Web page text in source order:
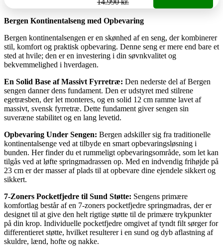
14.990 kr.
Bergen Kontinentalseng med Opbevaring
Bergen kontinentalsengen er en skønhed af en seng, der kombinerer
stil, komfort og praktisk opbevaring. Denne seng er mere end bare et
sted at hvile; den er en investering i din søvnkvalitet og
bekvemmelighed i hverdagen.
En Solid Base af Massivt Fyrretræ: Den nederste del af Bergen
sengen danner dens fundament. Den er udstyret med stilrene
egetræsben, der let monteres, og en solid 12 cm ramme lavet af
massivt, svensk fyrretræ. Dette fundament giver sengen sin
suveræne stabilitet og en lang levetid.
Opbevaring Under Sengen: Bergen adskiller sig fra traditionelle
kontinentalsenge ved at tilbyde en smart opbevaringsløsning i
bunden. Her finder du et rummeligt opbevaringsområde, som let kan
tilgås ved at løfte springmadrassen op. Med en indvendig frihøjde på
23 cm er der masser af plads til at opbevare dine ejendele sikkert og
sikkert.
7-Zoners Pocketfjedre til Sund Støtte: Sengens primære
komfortlag består af en 7-zoners pocketfjedre springmadras, der er
designet til at give den helt rigtige støtte til de primære trykpunkter
på din krop. Individuelle pocketfjedre omgivet af tyndt filt sørger for
differentieret støtte, hvilket resulterer i en sund og dyb aflastning af
skuldre, lænd, hofte og nakke.